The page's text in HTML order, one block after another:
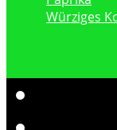
Würziges